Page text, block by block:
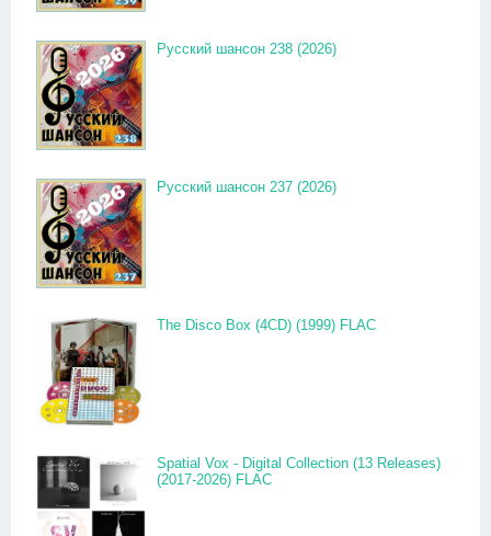
Русский шансон 238 (2026)
Русский шансон 237 (2026)
The Disco Box (4CD) (1999) FLAC
Spatial Vox - Digital Collection (13 Releases)
(2017-2026) FLAC